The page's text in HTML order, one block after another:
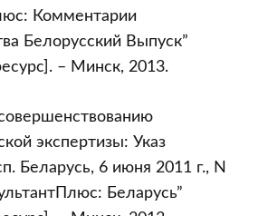
Комментарии
Белорусский Выпуск”
– Минск, 2013.
экспертизы: Указ
Беларусь, 6 июня 2011 г., N
Беларусь”